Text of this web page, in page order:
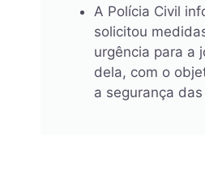
A Polícia Civil
solicitou
urgência para a
dela, com o
a segurança